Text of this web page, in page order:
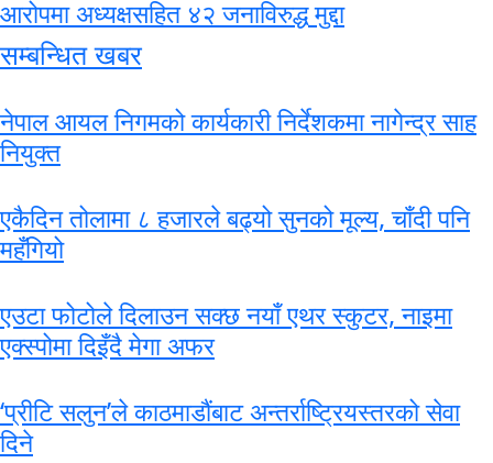
आरोपमा अध्यक्षसहित ४२ जनाविरुद्ध मुद्दा
सम्बन्धित खबर
नेपाल आयल निगमको कार्यकारी निर्देशकमा नागेन्द्र साह
नियुक्त
एकैदिन तोलामा ८ हजारले बढ्यो सुनको मूल्य, चाँदी पनि
महँगियो
एउटा फोटोले दिलाउन सक्छ नयाँ एथर स्कुटर, नाइमा
एक्स्पोमा दिइँदै मेगा अफर
‘प्रीटि सलुन’ले काठमाडौंबाट अन्तर्राष्ट्रियस्तरको सेवा
दिने